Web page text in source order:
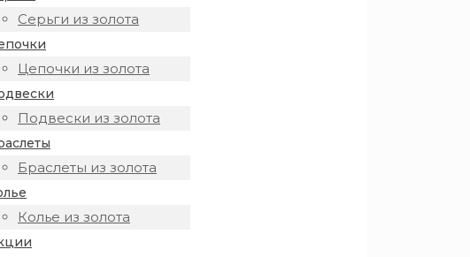
Серьги из золота
Цепочки из золота
Подвески из золота
Браслеты из золота
Колье из золота